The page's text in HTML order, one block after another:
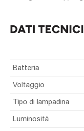
DATI TECNICI
Batteria
Voltaggio
Tipo di lampadina
Luminosità